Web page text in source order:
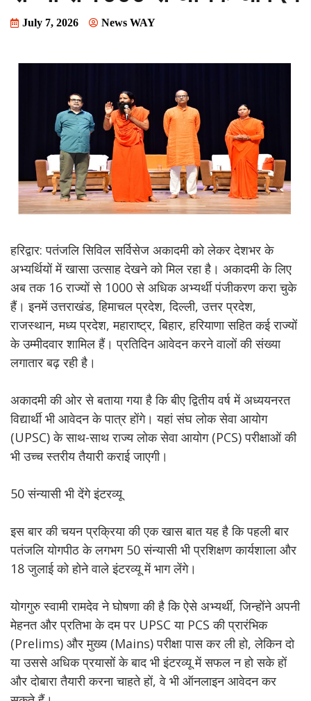
July 7, 2026 News WAY
हरिद्वार: पतंजलि सिविल सर्विसेज अकादमी को लेकर देशभर के
अभ्यर्थियों में खासा उत्साह देखने को मिल रहा है। अकादमी के लिए
अब तक 16 राज्यों से 1000 से अधिक अभ्यर्थी पंजीकरण करा चुके
हैं। इनमें उत्तराखंड, हिमाचल प्रदेश, दिल्ली, उत्तर प्रदेश,
राजस्थान, मध्य प्रदेश, महाराष्ट्र, बिहार, हरियाणा सहित कई राज्यों
के उम्मीदवार शामिल हैं। प्रतिदिन आवेदन करने वालों की संख्या
लगातार बढ़ रही है।
अकादमी की ओर से बताया गया है कि बीए द्वितीय वर्ष में अध्ययनरत
विद्यार्थी भी आवेदन के पात्र होंगे। यहां संघ लोक सेवा आयोग
(UPSC) के साथ-साथ राज्य लोक सेवा आयोग (PCS) परीक्षाओं की
भी उच्च स्तरीय तैयारी कराई जाएगी।
50 संन्यासी भी देंगे इंटरव्यू
इस बार की चयन प्रक्रिया की एक खास बात यह है कि पहली बार
पतंजलि योगपीठ के लगभग 50 संन्यासी भी प्रशिक्षण कार्यशाला और
18 जुलाई को होने वाले इंटरव्यू में भाग लेंगे।
योगगुरु स्वामी रामदेव ने घोषणा की है कि ऐसे अभ्यर्थी, जिन्होंने अपनी
मेहनत और प्रतिभा के दम पर UPSC या PCS की प्रारंभिक
(Prelims) और मुख्य (Mains) परीक्षा पास कर ली हो, लेकिन दो
या उससे अधिक प्रयासों के बाद भी इंटरव्यू में सफल न हो सके हों
और दोबारा तैयारी करना चाहते हों, वे भी ऑनलाइन आवेदन कर